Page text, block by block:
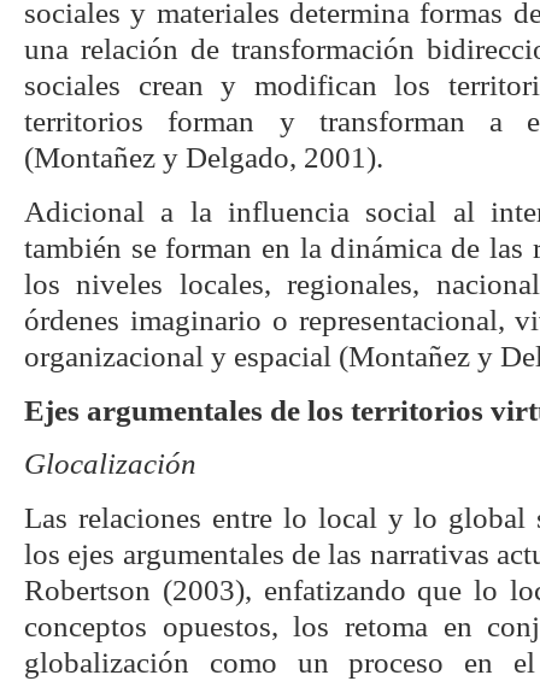
sociales y materiales determina formas
una relación de transformación
sociales crean y modifican los
territorios forman y transforman a
(Montañez y Delgado, 2001).
Adicional a la influencia social al
también se forman en la dinámica de las
los niveles locales, regionales,
órdenes imaginario o representacional,
organizacional y espacial (Montañez y
Ejes argumentales de los territorios
Glocalización
Las relaciones entre lo local y lo global
los ejes argumentales de las narrativas
Robertson (2003), enfatizando que lo
conceptos opuestos, los retoma en
globalización como un proceso en